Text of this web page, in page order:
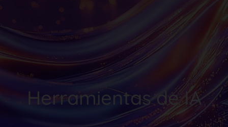
Herramientas de IA